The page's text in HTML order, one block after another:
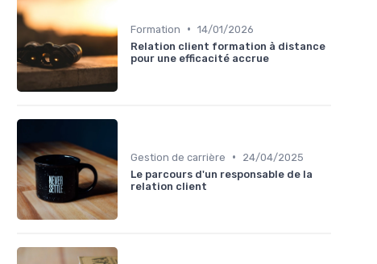
Formation • 14/01/2026
Relation client formation à distance
pour une efficacité accrue
Gestion de carrière •
24/04/2025
Le parcours d'un responsable de la
relation client